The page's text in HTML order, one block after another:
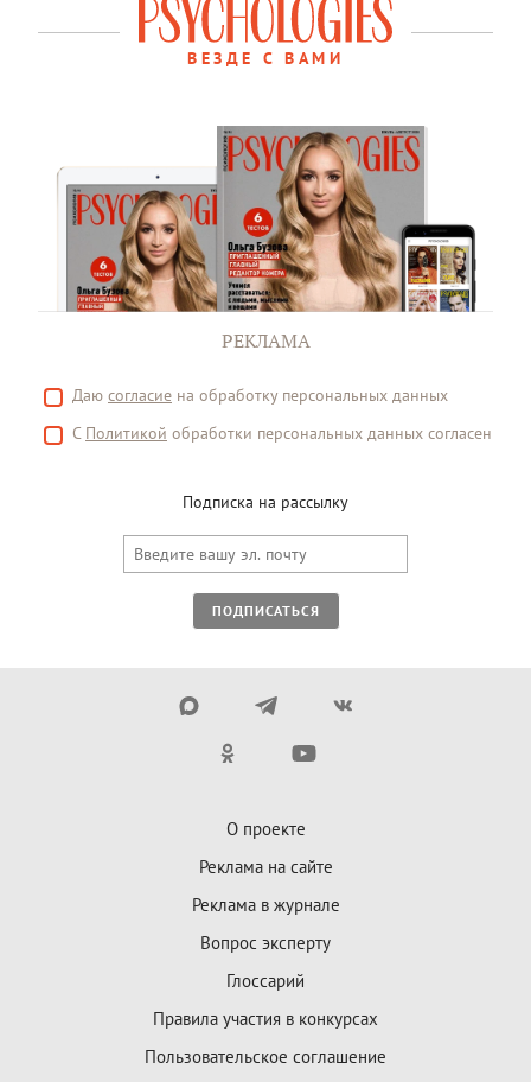
ВЕЗДЕ С ВАМИ
РЕКЛАМА
Даю согласие на обработку персональных данных
С Политикой обработки персональных данных согласен
Подписка на рассылку
ПОДПИСАТЬСЯ
О проекте
Реклама на сайте
Реклама в журнале
Вопрос эксперту
Глоссарий
Правила участия в конкурсах
Пользовательское соглашение